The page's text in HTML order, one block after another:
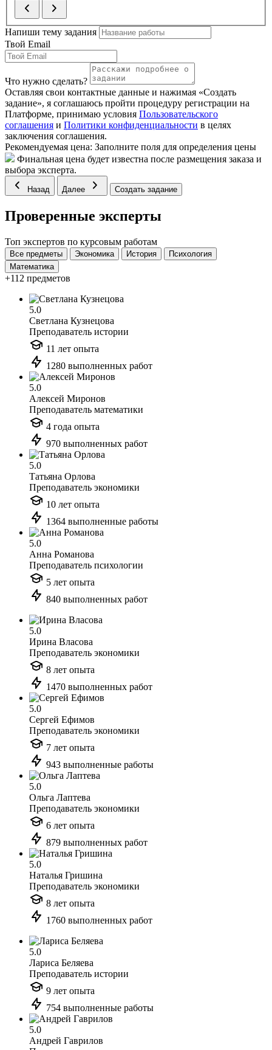
Напиши тему задания
Твой Email
Что нужно сделать?
Оставляя свои контактные данные и нажимая «Создать
задание», я соглашаюсь пройти процедуру регистрации на
Платформе, принимаю условия Пользовательского
соглашения и Политики конфиденциальности в целях
заключения соглашения.
Рекомендуемая цена: Заполните поля для определения цены
Финальная цена будет известна после размещения заказа и
выбора эксперта.
Назад Далее Создать задание
Проверенные эксперты
Топ экспертов по курсовым работам
Все предметы Экономика История
Психология
Математика
+112 предметов
5.0
Светлана Кузнецова
Преподаватель истории
11 лет опыта
1280 выполненных работ
5.0
Алексей Миронов
Преподаватель математики
4 года опыта
970 выполненных работ
5.0
Татьяна Орлова
Преподаватель экономики
10 лет опыта
1364 выполненные работы
5.0
Анна Романова
Преподаватель психологии
5 лет опыта
840 выполненных работ
5.0
Ирина Власова
Преподаватель экономики
8 лет опыта
1470 выполненных работ
5.0
Сергей Ефимов
Преподаватель экономики
7 лет опыта
943 выполненные работы
5.0
Ольга Лаптева
Преподаватель экономики
6 лет опыта
879 выполненных работ
5.0
Наталья Гришина
Преподаватель экономики
8 лет опыта
1760 выполненных работ
5.0
Лариса Беляева
Преподаватель истории
9 лет опыта
754 выполненные работы
5.0
Андрей Гаврилов